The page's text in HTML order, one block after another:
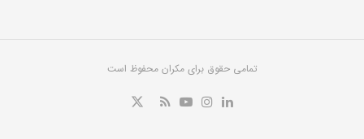
تمامی حقوق برای مکران محفوظ است